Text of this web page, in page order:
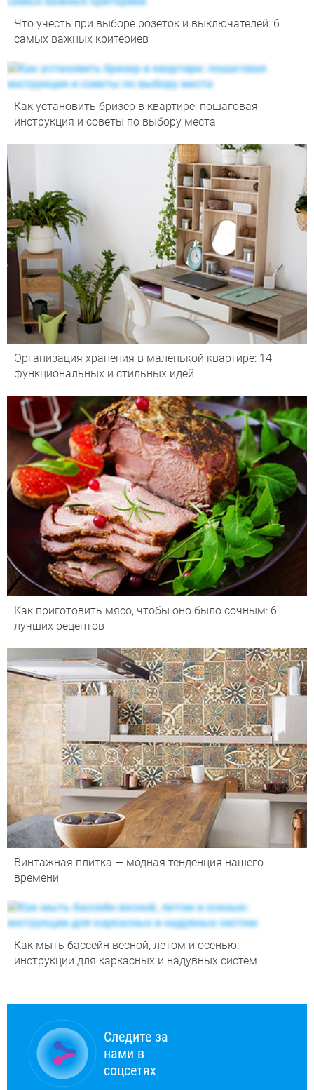
Что учесть при выборе розеток и выключателей: 6
самых важных критериев
Как установить бризер в квартире: пошаговая
инструкция и советы по выбору места
Организация хранения в маленькой квартире: 14
функциональных и стильных идей
Как приготовить мясо, чтобы оно было сочным: 6
лучших рецептов
Винтажная плитка — модная тенденция нашего
времени
Как мыть бассейн весной, летом и осенью:
инструкции для каркасных и надувных систем
Следите за
нами в
соцсетях